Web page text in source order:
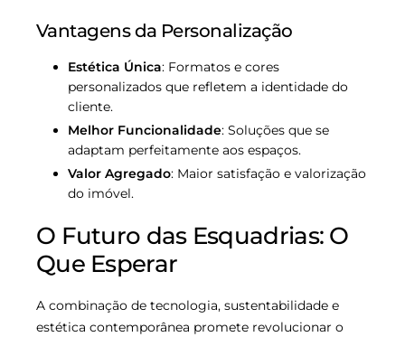
Vantagens da Personalização
Estética Única: Formatos e cores
personalizados que refletem a identidade do
cliente.
Melhor Funcionalidade: Soluções que se
adaptam perfeitamente aos espaços.
Valor Agregado: Maior satisfação e valorização
do imóvel.
O Futuro das Esquadrias: O
Que Esperar
A combinação de tecnologia, sustentabilidade e
estética contemporânea promete revolucionar o